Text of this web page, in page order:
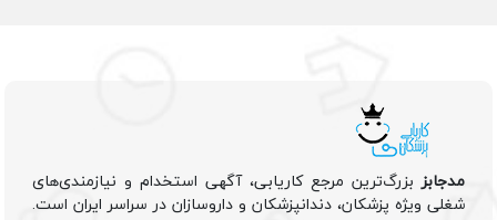
مدجابزبزرگ‌ترین مرجع کاریابی، آگهی استخدام و نیازمندی‌های
شغلی ویژه پزشکان، دندانپزشکان و داروسازان در سراسر ایران است.